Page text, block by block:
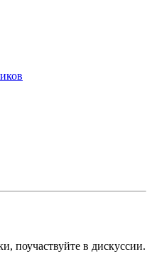
поучаствуйте в дискуссии.